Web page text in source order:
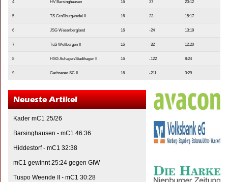
4 HV Barsinghausen 16 37 20:12
5 TS Großburgwedel II 16 23 15:17
6 JSG Weserbergland 16 -24 13:19
7 TuS Wettbergen II 16 -32 12:20
8 HSG Auhagen/Stadthagen II 16 -122 8:24
9 Garbsener SC II 16 -211 3:29
Neueste Artikel
Kader mC1 25/26
Barsinghausen - mC1 46:36
Hiddestorf - mC1 32:38
mC1 gewinnt 25:24 gegen GIW
Tuspo Weende II - mC1 30:28